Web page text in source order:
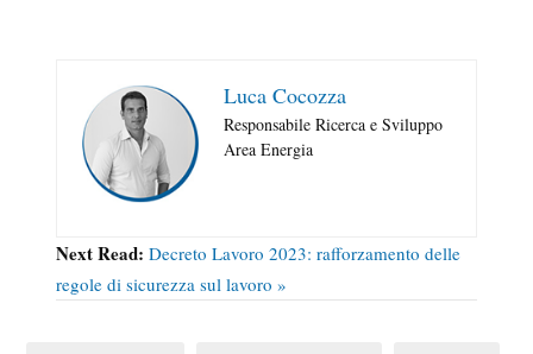
Luca Cocozza
Responsabile Ricerca e Sviluppo
Area Energia
Next Read: Decreto Lavoro 2023: rafforzamento delle
regole di sicurezza sul lavoro »